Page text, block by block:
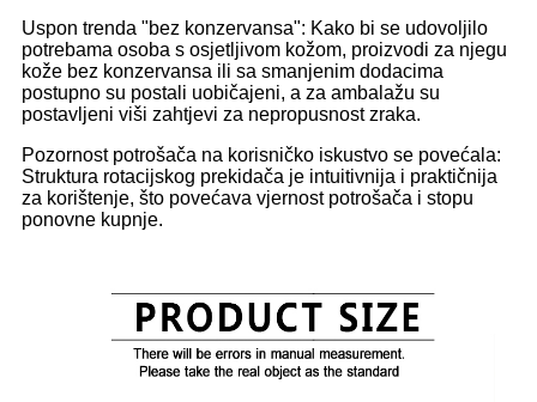
Uspon trenda "bez konzervansa": Kako bi se udovoljilo
potrebama osoba s osjetljivom kožom, proizvodi za njegu
kože bez konzervansa ili sa smanjenim dodacima
postupno su postali uobičajeni, a za ambalažu su
postavljeni viši zahtjevi za nepropusnost zraka.
Pozornost potrošača na korisničko iskustvo se povećala:
Struktura rotacijskog prekidača je intuitivnija i praktičnija
za korištenje, što povećava vjernost potrošača i stopu
ponovne kupnje.